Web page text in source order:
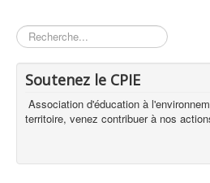
Rechercher
Soutenez le CPIE
Association d'éducation à
territoire, venez contribuer à nos